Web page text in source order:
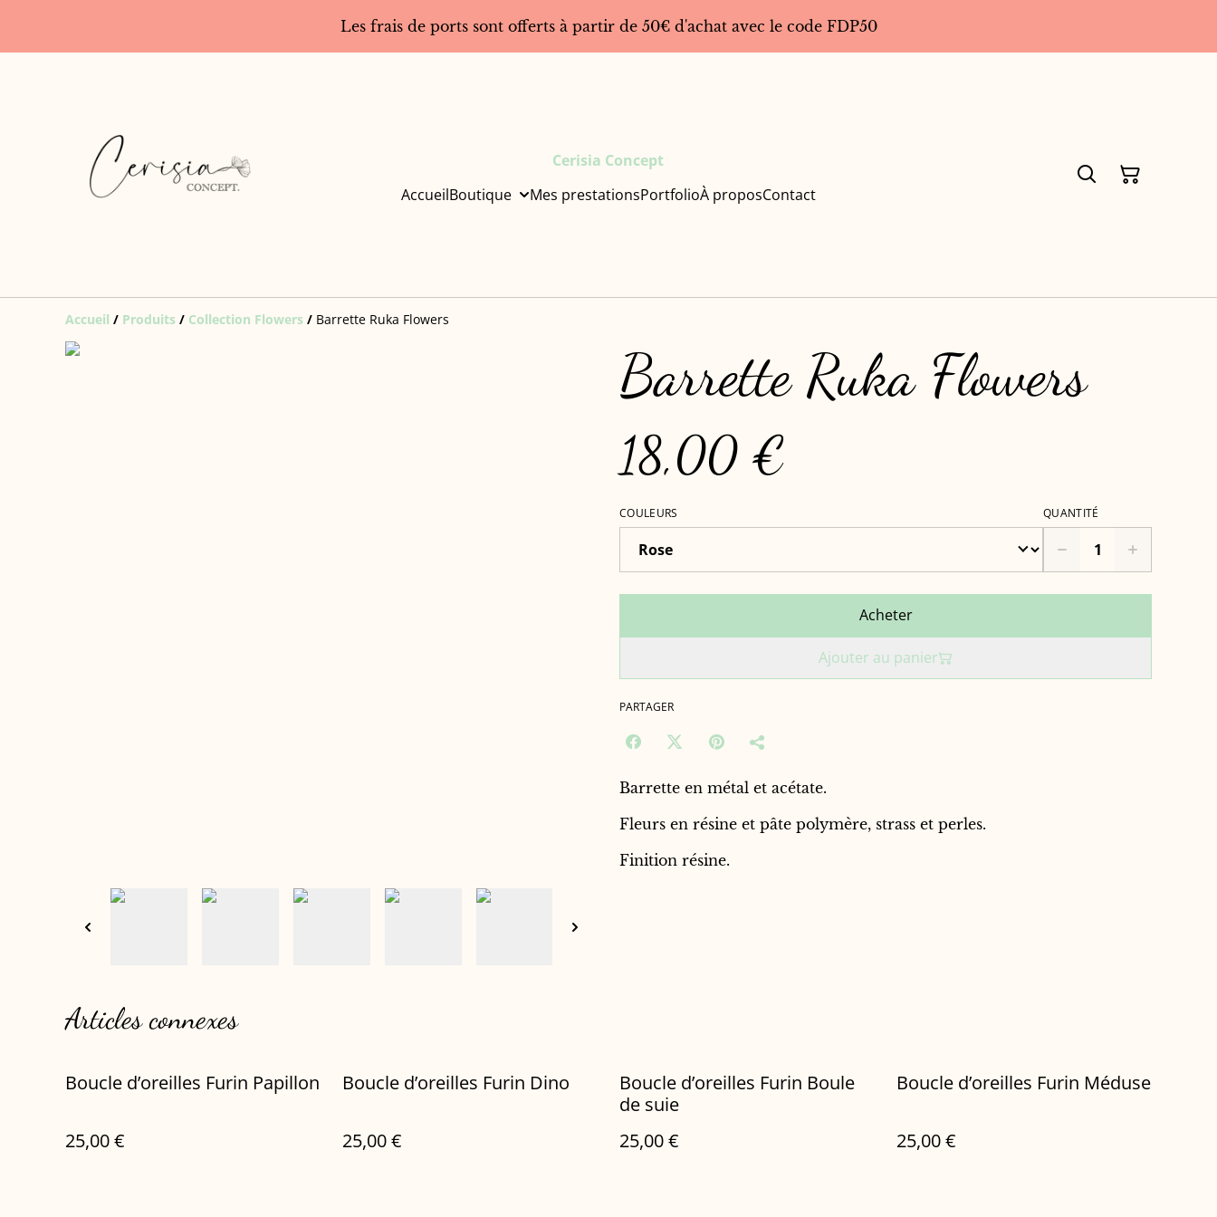
Les frais de ports sont offerts à partir de 50€ d'achat avec le code FDP50
Cerisia Concept
AccueilBoutique Mes prestationsPortfolioÀ proposContact
Accueil / Produits / Collection Flowers / Barrette Ruka Flowers
Barrette Ruka Flowers
18,00 €
COULEURS QUANTITÉ
Acheter
Ajouter au panier
PARTAGER
Barrette en métal et acétate.
Fleurs en résine et pâte polymère, strass et perles.
Finition résine.
Articles connexes
Boucle d’oreilles Furin Papillon
25,00 €
Boucle d’oreilles Furin Dino
25,00 €
Boucle d’oreilles Furin Boule
de suie
25,00 €
Boucle d’oreilles Furin Méduse
25,00 €